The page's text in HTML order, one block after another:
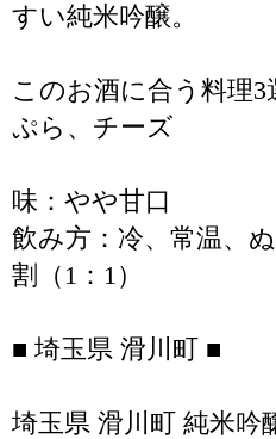
すい純米吟醸。
このお酒に合う料理
ぷら、チーズ
味：やや甘口
飲み方：冷、常温、
割（1：1）
■ 埼玉県 滑川町 ■
埼玉県 滑川町 純米吟